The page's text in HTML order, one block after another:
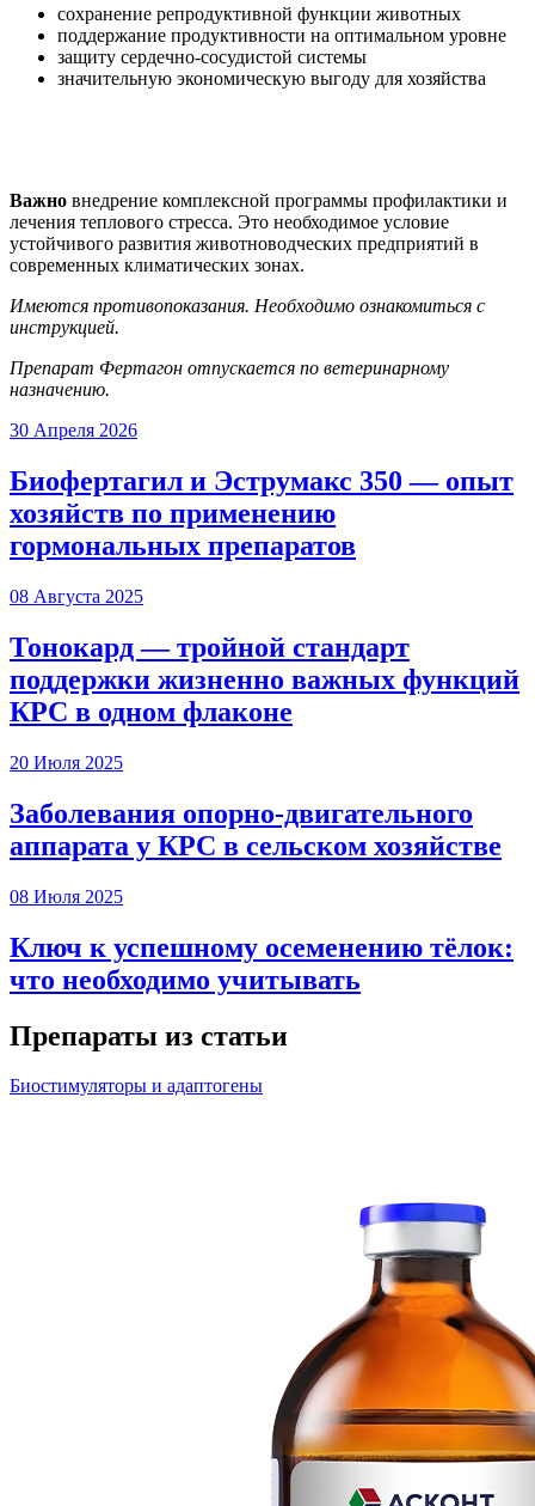
сохранение репродуктивной функции животных
поддержание продуктивности на оптимальном уровне
защиту сердечно-сосудистой системы
значительную экономическую выгоду для хозяйства
Важно внедрение комплексной программы профилактики и
лечения теплового стресса. Это необходимое условие
устойчивого развития животноводческих предприятий в
современных климатических зонах.
Имеются противопоказания. Необходимо ознакомиться с
инструкцией.
Препарат Фертагон отпускается по ветеринарному
назначению.
30 Апреля 2026
Биофертагил и Эструмакс 350 — опыт
хозяйств по применению
гормональных препаратов
08 Августа 2025
Тонокард — тройной стандарт
поддержки жизненно важных функций
КРС в одном флаконе
20 Июля 2025
Заболевания опорно-двигательного
аппарата у КРС в сельском хозяйстве
08 Июля 2025
Ключ к успешному осеменению тёлок:
что необходимо учитывать
Препараты из статьи
Биостимуляторы и адаптогены